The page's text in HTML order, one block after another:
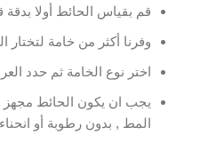
قم بقياس الحائط أولا بدقة
وفرنا أكثر من خامة
اختر نوع الخامة ثم حدد
يجب ان يكون الحائط مجهز
المط , بدون رطوبة أو